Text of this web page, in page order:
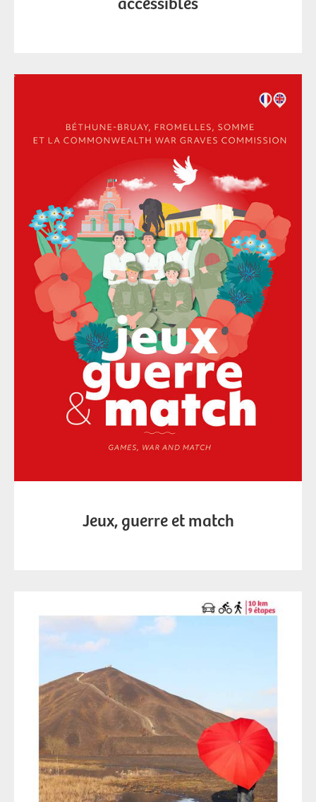
accessibles
Jeux, guerre et match